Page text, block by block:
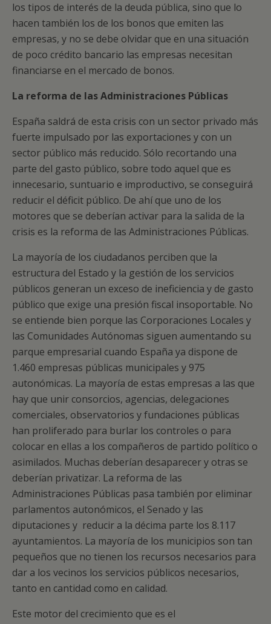
los tipos de interés de la deuda pública, sino que lo
hacen también los de los bonos que emiten las
empresas, y no se debe olvidar que en una situación
de poco crédito bancario las empresas necesitan
financiarse en el mercado de bonos.
La reforma de las Administraciones Públicas
España saldrá de esta crisis con un sector privado más
fuerte impulsado por las exportaciones y con un
sector público más reducido. Sólo recortando una
parte del gasto público, sobre todo aquel que es
innecesario, suntuario e improductivo, se conseguirá
reducir el déficit público. De ahí que uno de los
motores que se deberían activar para la salida de la
crisis es la reforma de las Administraciones Públicas.
La mayoría de los ciudadanos perciben que la
estructura del Estado y la gestión de los servicios
públicos generan un exceso de ineficiencia y de gasto
público que exige una presión fiscal insoportable. No
se entiende bien porque las Corporaciones Locales y
las Comunidades Autónomas siguen aumentando su
parque empresarial cuando España ya dispone de
1.460 empresas públicas municipales y 975
autonómicas. La mayoría de estas empresas a las que
hay que unir consorcios, agencias, delegaciones
comerciales, observatorios y fundaciones públicas
han proliferado para burlar los controles o para
colocar en ellas a los compañeros de partido político o
asimilados. Muchas deberían desaparecer y otras se
deberían privatizar. La reforma de las
Administraciones Públicas pasa también por eliminar
parlamentos autonómicos, el Senado y las
diputaciones y reducir a la décima parte los 8.117
ayuntamientos. La mayoría de los municipios son tan
pequeños que no tienen los recursos necesarios para
dar a los vecinos los servicios públicos necesarios,
tanto en cantidad como en calidad.
Este motor del crecimiento que es el